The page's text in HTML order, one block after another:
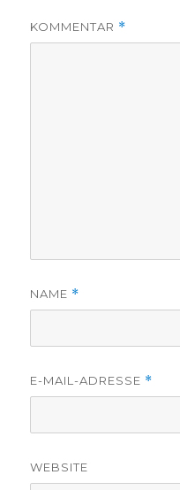
KOMMENTAR *
NAME *
E-MAIL-ADRESSE *
WEBSITE